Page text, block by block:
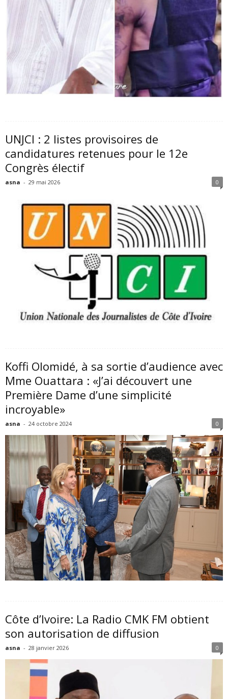
UNJCI : 2 listes provisoires de
candidatures retenues pour le 12e
Congrès électif
asna - 29 mai 2026 0
Koffi Olomidé, à sa sortie d’audience avec
Mme Ouattara : «J’ai découvert une
Première Dame d’une simplicité
incroyable»
asna - 24 octobre 2024 0
Côte d’Ivoire: La Radio CMK FM obtient
son autorisation de diffusion
asna - 28 janvier 2026 0